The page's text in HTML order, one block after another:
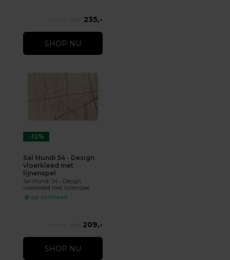
235,-
SHOP NU
-32%
Sal Mundi 54 - Design
vloerkleed met
lijnenspel
Sal Mundi 54 - Design
vloerkleed met lijnenspel
op voorraad
209,-
SHOP NU